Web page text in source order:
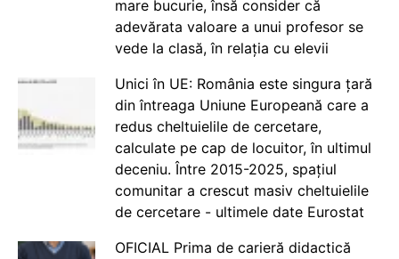
mare bucurie, însă consider că
adevărata valoare a unui profesor se
vede la clasă, în relația cu elevii
Unici în UE: România este singura țară
din întreaga Uniune Europeană care a
redus cheltuielile de cercetare,
calculate pe cap de locuitor, în ultimul
deceniu. Între 2015-2025, spațiul
comunitar a crescut masiv cheltuielile
de cercetare - ultimele date Eurostat
OFICIAL Prima de carieră didactică